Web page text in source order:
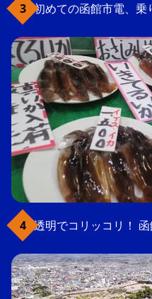
初めての函館市電、乗
透明でコリッコリ！